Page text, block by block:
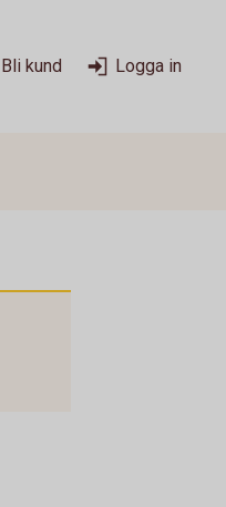
Bli kund Logga in